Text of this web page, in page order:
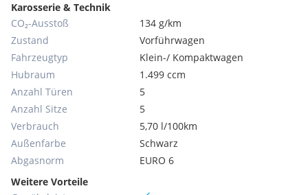
Karosserie & Technik
CO₂-Ausstoß
134 g/km
Zustand
Vorführwagen
Fahrzeugtyp
Klein-/ Kompaktwagen
Hubraum
1.499 ccm
Anzahl Türen
5
Anzahl Sitze
5
Verbrauch
5,70 l/100km
Außenfarbe
Schwarz
Abgasnorm
EURO 6
Weitere Vorteile